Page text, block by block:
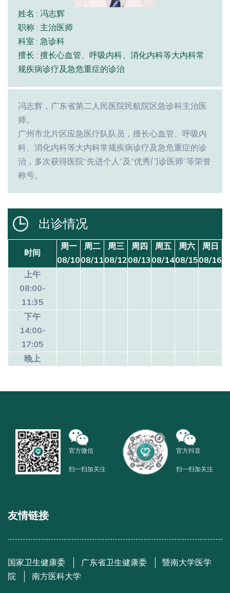
姓名 : 冯志辉
职称 : 主治医师
科室 : 急诊科
擅长 : 擅长心血管、呼吸内科、消化内科等大内科常
规疾病诊疗及急危重症的诊治
冯志辉，广东省第二人民医院民航院区急诊科主治医
师。
广州市北片区应急医疗队队员，擅长心血管、呼吸内
科、消化内科等大内科常规疾病诊疗及急危重症的诊
治，多次获得医院“先进个人”及“优秀门诊医师”等荣誉
称号。
出诊情况
时间
周一
08/10
周二
08/11
周三
08/12
周四
08/13
周五
08/14
周六
08/15
周日
08/16
上午
08:00-
11:35
下午
14:00-
17:05
晚上
官方微信
扫一扫加关注
官方抖音
扫一扫加关注
友情链接
国家卫生健康委 广东省卫生健康委
暨南大学医学
院
南方医科大学